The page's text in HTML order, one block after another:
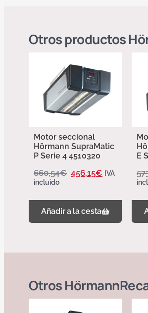
Otros productos
Motor seccional
Hörmann SupraMatic
P Serie 4 4510320
660,54€ 456,15€ IVA
incluido
Añadir a la cesta
E
OtrosHörmann